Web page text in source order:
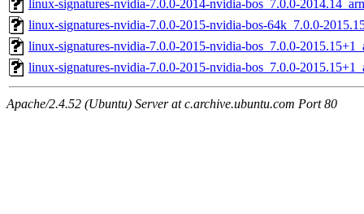
linux-signatures-nvidia-7.0.0-2014-nvidia-bos_7.0.0-
linux-signatures-nvidia-7.0.0-2015-nvidia-bos-64k_7.0.0-
linux-signatures-nvidia-7.0.0-2015-nvidia-bos_7.0.0-
linux-signatures-nvidia-7.0.0-2015-nvidia-bos_7.0.0-
Apache/2.4.52 (Ubuntu) Server at c.archive.ubuntu.com Port 80